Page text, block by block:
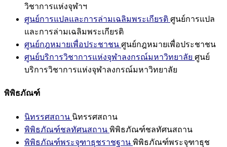
วิชาการแห่งจุฬาฯ
ศูนย์การแปลและการล่ามเฉลิมพระเกียรติ ศูนย์การแปล
และการล่ามเฉลิมพระเกียรติ
ศูนย์กฎหมายเพื่อประชาชน ศูนย์กฎหมายเพื่อประชาชน
ศูนย์บริการวิชาการแห่งจุฬาลงกรณ์มหาวิทยาลัย ศูนย์
บริการวิชาการแห่งจุฬาลงกรณ์มหาวิทยาลัย
พิพิธภัณฑ์
นิทรรศสถาน นิทรรศสถาน
พิพิธภัณฑ์ชลทัศนสถาน พิพิธภัณฑ์ชลทัศนสถาน
พิพิธภัณฑ์พระจุฑาธุชราชฐาน พิพิธภัณฑ์พระจุฑาธุช